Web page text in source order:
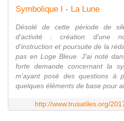
Symbolique I - La Lune
Désolé de cette période de
d'activité : création d'une
d'instruction et poursuite de la
pas en Loge Bleue. J'ai noté
forte demande concernant la
m'ayant posé des questions à
quelques éléments de base pour
http://www.trusatiles.org/